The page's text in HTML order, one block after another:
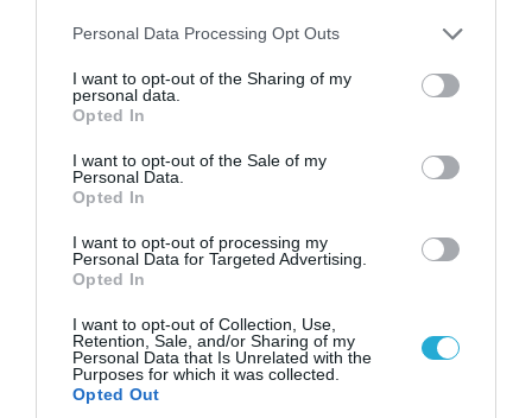
Please note that this website/app uses one or more Google
not limited to your visit or usage behaviour. You may click to
grant or deny consent to Google and its third-party tags to
use your data for below specified purposes in below Google
consent section.
Personal Data Processing Opt Outs
I want to opt-out of the Sharing of my
personal data.
Opted In
I want to opt-out of the Sale of my
Personal Data.
Opted In
I want to opt-out of processing my
Personal Data for Targeted Advertising.
Opted In
I want to opt-out of Collection, Use,
Retention, Sale, and/or Sharing of my
Personal Data that Is Unrelated with the
Purposes for which it was collected.
Opted Out
απομάκρυνσής του
06.08.2026 | 14:02
«Επιχείρηση ελεύθερα πεζοδρόμια» στην